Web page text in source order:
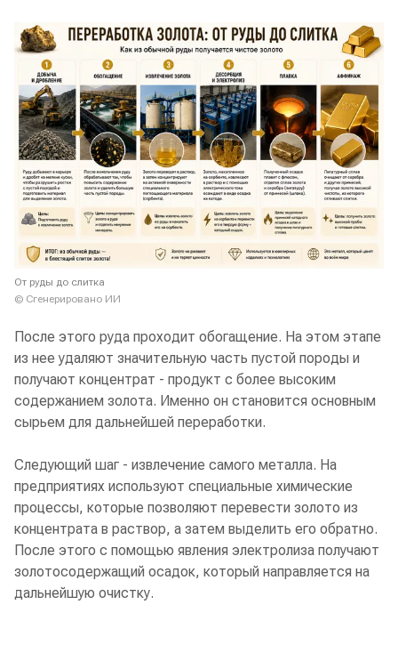
От руды до слитка
© Сгенерировано ИИ
После этого руда проходит обогащение. На этом этапе
из нее удаляют значительную часть пустой породы и
получают концентрат - продукт с более высоким
содержанием золота. Именно он становится основным
сырьем для дальнейшей переработки.
Следующий шаг - извлечение самого металла. На
предприятиях используют специальные химические
процессы, которые позволяют перевести золото из
концентрата в раствор, а затем выделить его обратно.
После этого с помощью явления электролиза получают
золотосодержащий осадок, который направляется на
дальнейшую очистку.